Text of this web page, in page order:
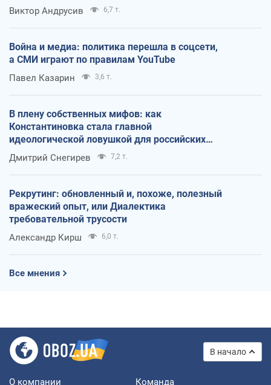
Виктор Андрусив 6,7 т.
Война и медиа: политика перешла в соцсети,
а СМИ играют по правилам YouTube
Павел Казарин 3,6 т.
В плену собственных мифов: как
Константиновка стала главной
идеологической ловушкой для российских
оккупантов
Дмитрий Снегирев 7,2 т.
Рекрутинг: обновленный и, похоже, полезный
вражеский опыт, или Диалектика
требовательной трусости
Александр Кирш 6,0 т.
Все мнения
В начало
О компании Команда